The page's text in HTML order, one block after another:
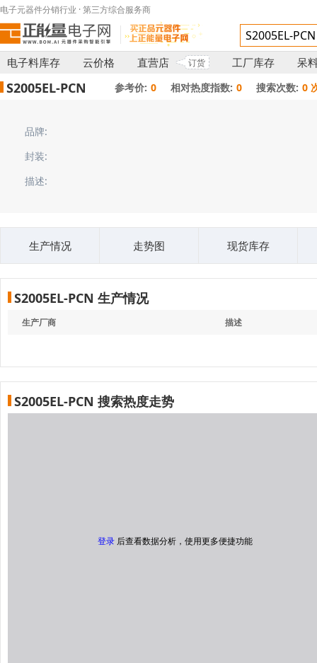
电子元器件分销行业 · 第三方综合服务商
电子料库存 云价格 直营店 订货 工厂库存 呆
S2005EL-PCN 参考价: 0 相对热度指数: 0 搜索次数: 0
品牌:
封装:
描述:
生产情况 走势图 现货库存
S2005EL-PCN 生产情况
生产厂商 描述
S2005EL-PCN 搜索热度走势
登录 后查看数据分析，使用更多便捷功能